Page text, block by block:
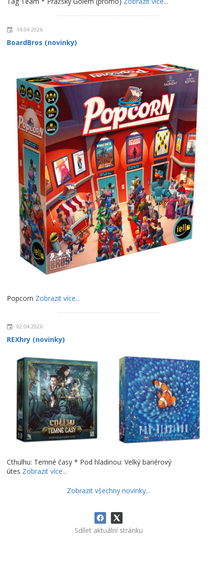
14.04.2026
BoardBros (novinky)
Popcorn Zobrazit více...
02.04.2026
REXhry (novinky)
Cthulhu: Temné časy * Pod hladinou: Velký bariérový
útes Zobrazit více...
Zobrazit všechny novinky...
Sdílet aktuální stránku